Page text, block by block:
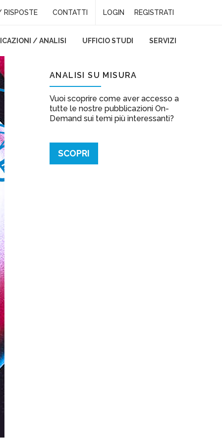
RISPOSTE CONTATTI LOGIN REGISTRATI
/ ANALISI UFFICIO STUDI SERVIZI
ANALISI SU MISURA
Vuoi scoprire come aver accesso a
tutte le nostre pubblicazioni On-
Demand sui temi più interessanti?
SCOPRI